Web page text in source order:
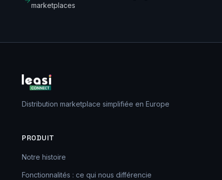
marketplaces
Distribution marketplace simplifiée en Europe
PRODUIT
Notre histoire
Fonctionnalités : ce qui nous différencie